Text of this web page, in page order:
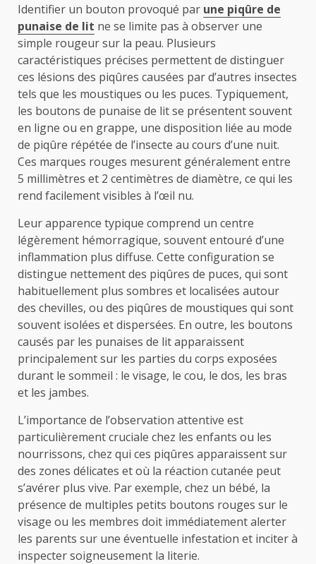
Identifier un bouton provoqué par une piqûre de
punaise de lit ne se limite pas à observer une
simple rougeur sur la peau. Plusieurs
caractéristiques précises permettent de distinguer
ces lésions des piqûres causées par d’autres insectes
tels que les moustiques ou les puces. Typiquement,
les boutons de punaise de lit se présentent souvent
en ligne ou en grappe, une disposition liée au mode
de piqûre répétée de l’insecte au cours d’une nuit.
Ces marques rouges mesurent généralement entre
5 millimètres et 2 centimètres de diamètre, ce qui les
rend facilement visibles à l’œil nu.
Leur apparence typique comprend un centre
légèrement hémorragique, souvent entouré d’une
inflammation plus diffuse. Cette configuration se
distingue nettement des piqûres de puces, qui sont
habituellement plus sombres et localisées autour
des chevilles, ou des piqûres de moustiques qui sont
souvent isolées et dispersées. En outre, les boutons
causés par les punaises de lit apparaissent
principalement sur les parties du corps exposées
durant le sommeil : le visage, le cou, le dos, les bras
et les jambes.
L’importance de l’observation attentive est
particulièrement cruciale chez les enfants ou les
nourrissons, chez qui ces piqûres apparaissent sur
des zones délicates et où la réaction cutanée peut
s’avérer plus vive. Par exemple, chez un bébé, la
présence de multiples petits boutons rouges sur le
visage ou les membres doit immédiatement alerter
les parents sur une éventuelle infestation et inciter à
inspecter soigneusement la literie.